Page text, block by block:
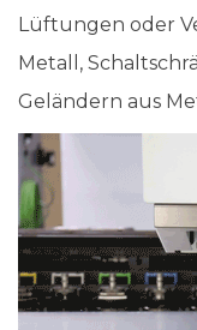
Lüftungen oder
Metall,
Geländern aus